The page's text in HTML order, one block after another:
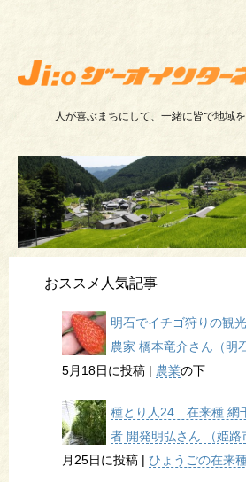
人が喜ぶまちにして、一緒に皆で地域
おススメ人気記事
明石でイチゴ狩りの観
農家 橋本竜介さん（明
5月18日に投稿 | 農業の下
種とり人24 在来種 網
者 開発明弘さん （姫路
月25日に投稿 | ひょうごの在来